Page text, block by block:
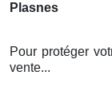
Plasnes
Pour protéger
vente...